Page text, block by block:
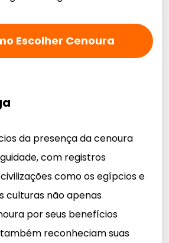
Escolher Cenoura
da presença da cenoura
com registros
como os egípcios e
culturas não apenas
por seus benefícios
reconheciam suas